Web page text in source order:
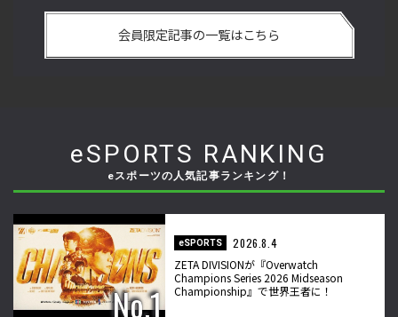
方を真剣に考えてみた【ストーム久保のプロ格闘ゲ
ゲンバから！ 第51回】
会員限定記事の一覧はこちら
eSPORTS RANKING
eスポーツの人気記事ランキング！
eSPORTS
2026.8.4
ZETA DIVISIONが『Overwatch
Champions Series 2026 Midseason
Championship』で世界王者に！